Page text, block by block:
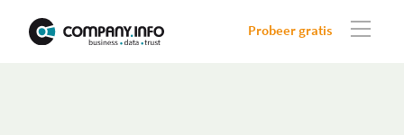
Probeer gratis